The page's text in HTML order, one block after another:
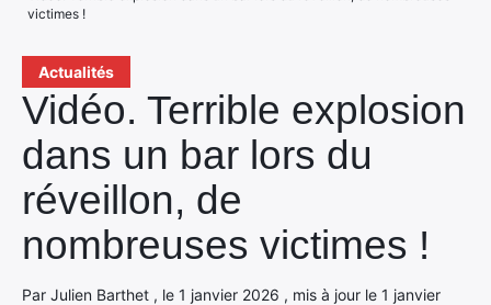
Actualités
Vidéo. Terrible explosion
dans un bar lors du
réveillon, de
nombreuses victimes !
Par Julien Barthet , le 1 janvier 2026 , mis à jour le 1 janvier
victimes !